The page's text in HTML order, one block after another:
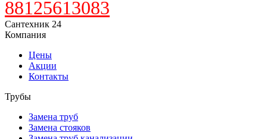
88125613083
Сантехник 24
Компания
Цены
Акции
Контакты
Трубы
Замена труб
Замена стояков